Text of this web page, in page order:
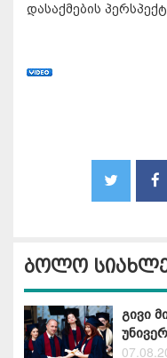
დასაქმების
ბოლო
გივი